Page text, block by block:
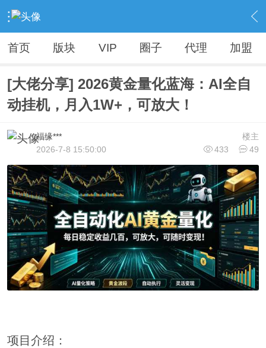
› Vip精品资源（人无我有，人有我优） ›
各大VIP资源【精品不断，全网首发】
内容
首页 版块 VIP 圈子 代理 加盟
[大佬分享] 2026黄金量化蓝海：AI全自
动挂机，月入1W+，可放大！
楼主
福缘***
433
49
2026-7-8 15:50:00
项目介绍：